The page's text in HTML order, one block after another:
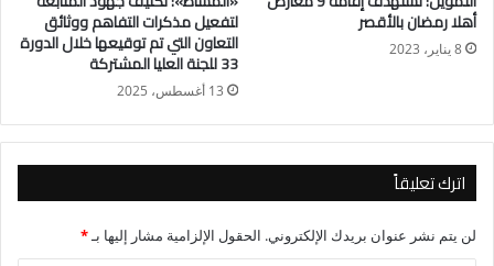
الإجراءات اللازمة لسرعة الصرف، تنفيذًا للتوجيهات الرئاسية، بما
يضمن دعم الفئات الأولى بالرعاية وتحقيق الأثر الاجتماعي الإيجابي
أهلا رمضان بالأقصر
8 يناير، 2023
لتفعيل مذكرات التفاهم ووثائق
التعاون التي تم توقيعها خلال الدورة
33 للجنة العليا المشتركة
13 أغسطس، 2025
اترك تعليقاً
لن يتم نشر عنوان بريدك الإلكتروني. الحقول الإلزامية مشار إليها بـ*